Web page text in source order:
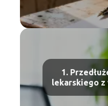
1.
lekarskiego z
jak